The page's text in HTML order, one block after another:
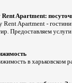
Apartment:
Rent Apartment -
Предоставляем
в харьковском